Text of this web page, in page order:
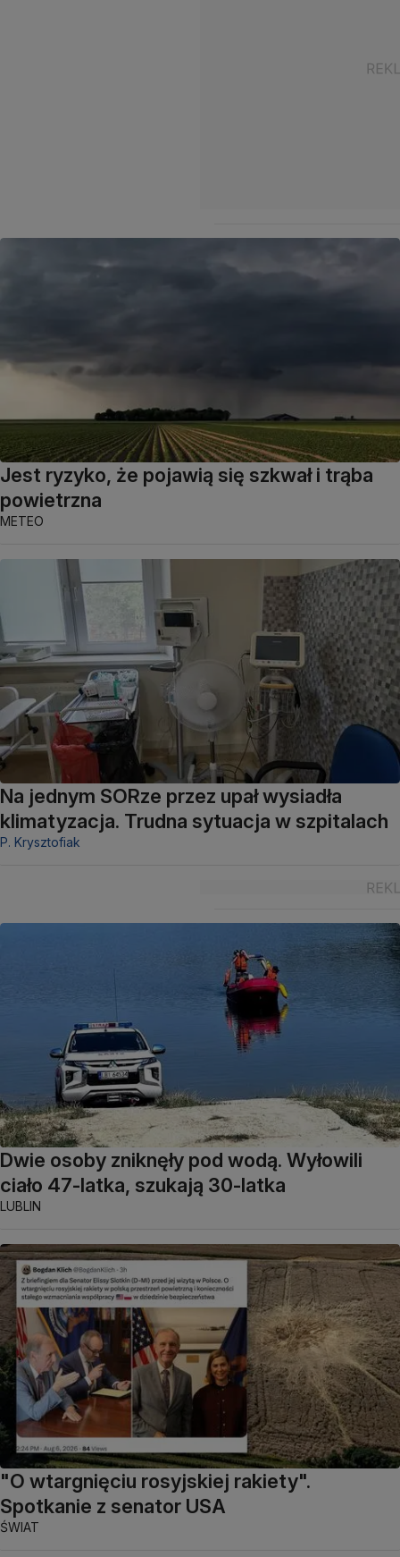
Jest ryzyko, że pojawią się szkwał i trąba
powietrzna
METEO
Na jednym SORze przez upał wysiadła
klimatyzacja. Trudna sytuacja w szpitalach
P. Krysztofiak
Dwie osoby zniknęły pod wodą. Wyłowili
ciało 47-latka, szukają 30-latka
LUBLIN
"O wtargnięciu rosyjskiej rakiety".
Spotkanie z senator USA
ŚWIAT